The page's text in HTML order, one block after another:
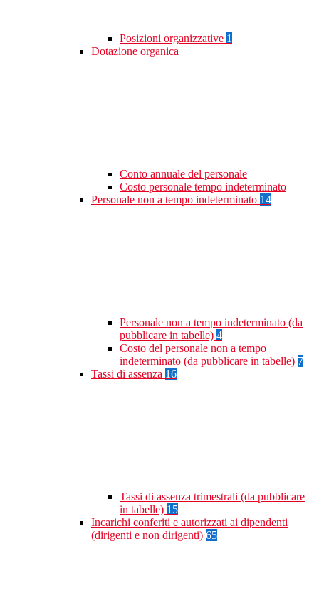
Posizioni organizzative 1
Dotazione organica
Conto annuale del personale
Costo personale tempo indeterminato
Personale non a tempo indeterminato 14
Personale non a tempo indeterminato (da
pubblicare in tabelle) 4
Costo del personale non a tempo
indeterminato (da pubblicare in tabelle) 7
Tassi di assenza 16
Tassi di assenza trimestrali (da pubblicare
in tabelle) 15
Incarichi conferiti e autorizzati ai dipendenti
(dirigenti e non dirigenti) 65